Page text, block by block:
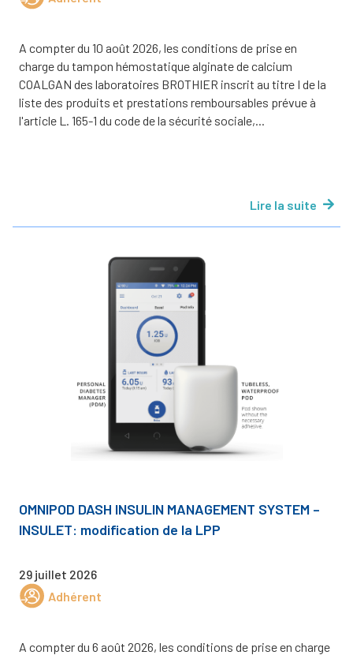
A compter du 10 août 2026, les conditions de prise en
charge du tampon hémostatique alginate de calcium
COALGAN des laboratoires BROTHIER inscrit au titre I de la
liste des produits et prestations remboursables prévue à
l'article L. 165-1 du code de la sécurité sociale,...
Lire la suite
OMNIPOD DASH INSULIN MANAGEMENT SYSTEM –
INSULET: modification de la LPP
29 juillet 2026
Adhérent
A compter du 6 août 2026, les conditions de prise en charge